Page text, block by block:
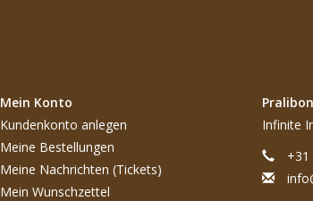
Mein Konto
Kundenkonto anlegen
Meine Bestellungen
Meine Nachrichten (Tickets)
Mein Wunschzettel
Pralibon
Infinite
+31